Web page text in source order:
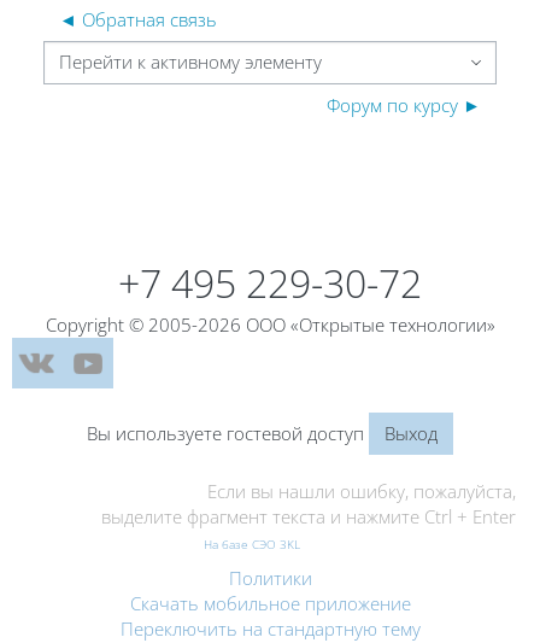
◄ Обратная связь
Перейти к активному элементу
Форум по курсу ►
+7 495 229-30-72
Copyright © 2005-2026 ООО «Открытые технологии»
Вы используете гостевой доступ Выход
Если вы нашли ошибку, пожалуйста,
выделите фрагмент текста и нажмите Ctrl + Enter
На базе СЭО 3KL
Политики
Скачать мобильное приложение
Переключить на стандартную тему